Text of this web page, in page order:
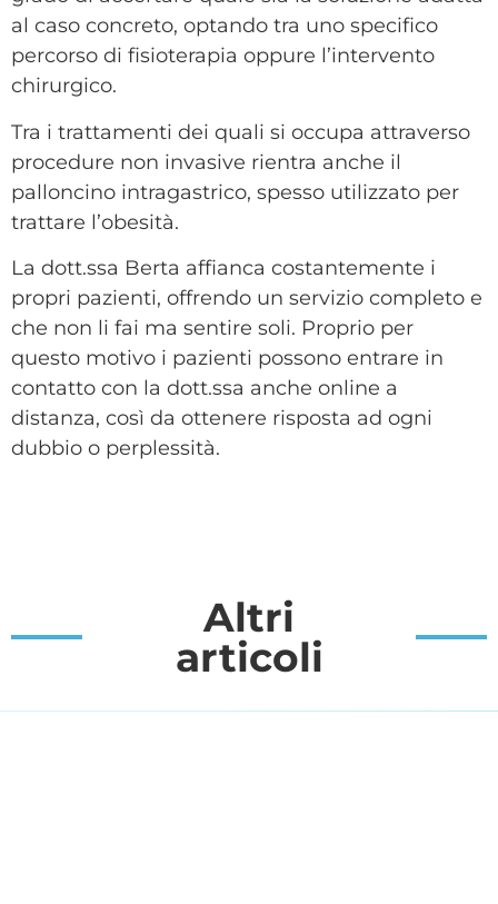
al caso concreto, optando tra uno specifico
percorso di fisioterapia oppure l’intervento
chirurgico.
Tra i trattamenti dei quali si occupa attraverso
procedure non invasive rientra anche il
palloncino intragastrico, spesso utilizzato per
trattare l’obesità.
La dott.ssa Berta affianca costantemente i
propri pazienti, offrendo un servizio completo e
che non li fai ma sentire soli. Proprio per
questo motivo i pazienti possono entrare in
contatto con la dott.ssa anche online a
distanza, così da ottenere risposta ad ogni
dubbio o perplessità.
Altri
articoli